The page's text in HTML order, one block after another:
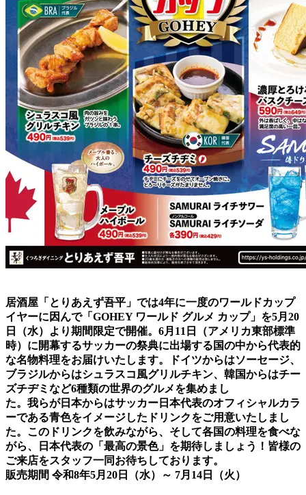
居酒屋「とりあえず吾平」では4年に一度のワールドカップ
イヤーに因んで「GOHEY ワールド グルメ カップ」を5月20
日（水）より期間限定で開催。6月11日（アメリカ東部標準
時）に開幕するサッカーの祭典に出場する国の中から代表的
な名物料理をお届けいたします。ドイツからはソーセージ、
ブラジルからはシュラスコ風グリルチキン、韓国からはチー
ズチヂミなど6種類の世界のグルメを集めまし
た。我らが日本からはサッカー日本代表のオフィシャルカラ
ーである青色をイメージしたドリンクをご用意いたしまし
た。このドリンクを飲みながら、そして各国の料理を食べな
がら、日本代表の「最高の景色」を期待しましょう！皆様の
ご来店をスタッフ一同お待ちしております。
販売期間 令和8年5月20日（水）～ 7月14日（火）